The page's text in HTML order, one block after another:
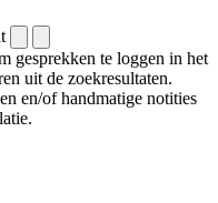
gesprekken te loggen in het
uit de zoekresultaten.
en/of handmatige notities